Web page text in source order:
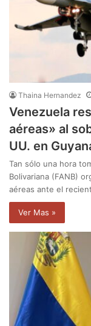
Thaina Hernandez
Venezuela
aéreas» al
UU. en
Tan sólo una hora
Bolivariana (FANB)
aéreas ante el
Ver Mas »